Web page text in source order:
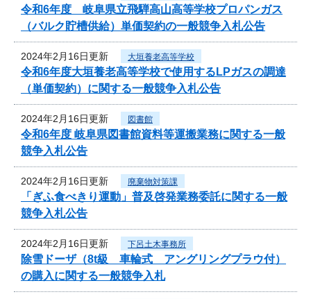
令和6年度 岐阜県立飛騨高山高等学校プロパンガス
（バルク貯槽供給）単価契約の一般競争入札公告
2024年2月16日更新 大垣養老高等学校
令和6年度大垣養老高等学校で使用するLPガスの調達
（単価契約）に関する一般競争入札公告
2024年2月16日更新 図書館
令和6年度 岐阜県図書館資料等運搬業務に関する一般
競争入札公告
2024年2月16日更新 廃棄物対策課
「ぎふ食べきり運動」普及啓発業務委託に関する一般
競争入札公告
2024年2月16日更新 下呂土木事務所
除雪ドーザ（8t級 車輪式 アングリングプラウ付）
の購入に関する一般競争入札